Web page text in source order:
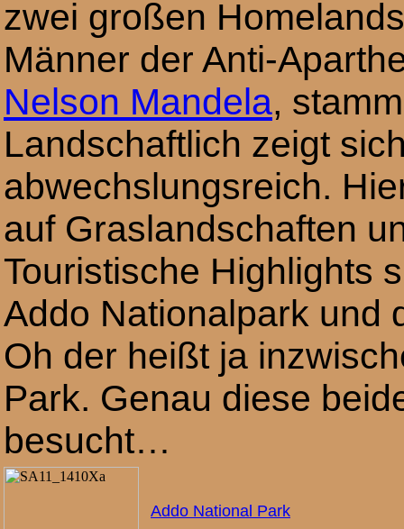
zwei großen
Männer der Anti-
Nelson Mandela,
Landschaftlich zeigt
abwechslungsreich.
auf Graslandschaften
Touristische Highlights
Addo Nationalpark und
Oh der heißt ja
Park. Genau diese
besucht…
Addo National Park